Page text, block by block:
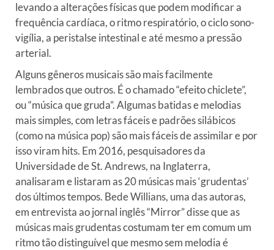
levando a alterações físicas que podem modificar a
frequência cardíaca, o ritmo respiratório, o ciclo sono-
vigília, a peristalse intestinal e até mesmo a pressão
arterial.
Alguns gêneros musicais são mais facilmente
lembrados que outros. É o chamado “efeito chiclete”,
ou “música que gruda”. Algumas batidas e melodias
mais simples, com letras fáceis e padrões silábicos
(como na música pop) são mais fáceis de assimilar e por
isso viram hits. Em 2016, pesquisadores da
Universidade de St. Andrews, na Inglaterra,
analisaram e listaram as 20 músicas mais ‘grudentas’
dos últimos tempos. Bede Willians, uma das autoras,
em entrevista ao jornal inglês “Mirror” disse que as
músicas mais grudentas costumam ter em comum um
ritmo tão distinguível que mesmo sem melodia é